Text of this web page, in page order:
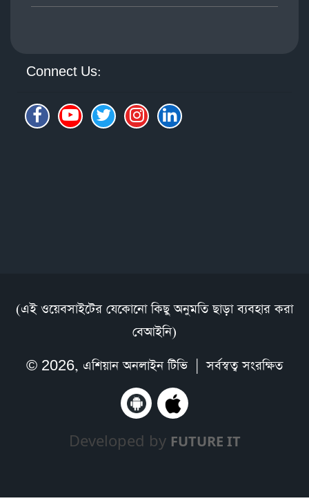
Connect Us:
(এই ওয়েবসাইটের যেকোনো কিছু অনুমতি ছাড়া ব্যবহার করা
বেআইনি)
© 2026, এশিয়ান অনলাইন টিভি| সর্বস্বত্ব সংরক্ষিত
Developed by FUTURE IT